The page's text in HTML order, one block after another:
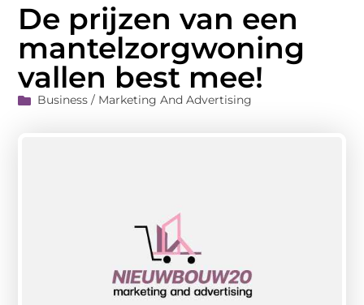
De prijzen van een
mantelzorgwoning
vallen best mee!
Business / Marketing And Advertising